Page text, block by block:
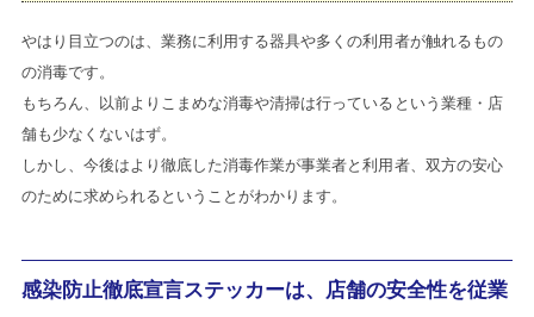
やはり目立つのは、業務に利用する器具や多くの利用者が触れるもの
の消毒です。
もちろん、以前よりこまめな消毒や清掃は行っているという業種・店
舗も少なくないはず。
しかし、今後はより徹底した消毒作業が事業者と利用者、双方の安心
のために求められるということがわかります。
感染防止徹底宣言ステッカーは、店舗の安全性を従業